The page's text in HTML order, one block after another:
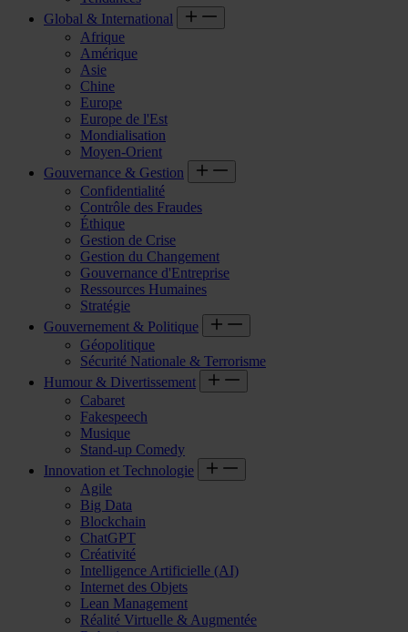
Global & International
Afrique
Amérique
Asie
Chine
Europe
Europe de l'Est
Mondialisation
Moyen-Orient
Gouvernance & Gestion
Confidentialité
Contrôle des Fraudes
Éthique
Gestion de Crise
Gestion du Changement
Gouvernance d'Entreprise
Ressources Humaines
Stratégie
Gouvernement & Politique
Géopolitique
Sécurité Nationale & Terrorisme
Humour & Divertissement
Cabaret
Fakespeech
Musique
Stand-up Comedy
Innovation et Technologie
Agile
Big Data
Blockchain
ChatGPT
Créativité
Intelligence Artificielle (AI)
Internet des Objets
Lean Management
Réalité Virtuelle & Augmentée